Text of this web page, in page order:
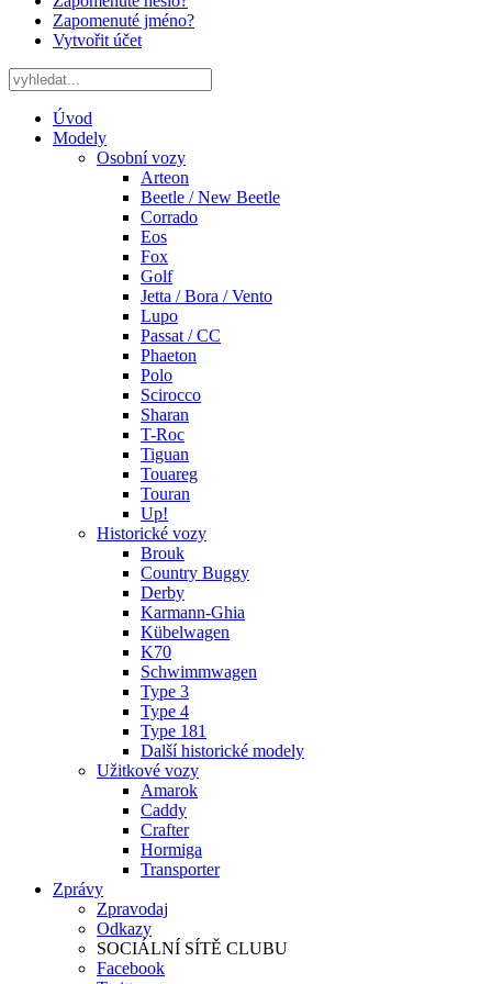
Zapomenuté jméno?
Vytvořit účet
Úvod
Modely
Osobní vozy
Arteon
Beetle / New Beetle
Corrado
Eos
Fox
Golf
Jetta / Bora / Vento
Lupo
Passat / CC
Phaeton
Polo
Scirocco
Sharan
T-Roc
Tiguan
Touareg
Touran
Up!
Historické vozy
Brouk
Country Buggy
Derby
Karmann-Ghia
Kübelwagen
K70
Schwimmwagen
Type 3
Type 4
Type 181
Další historické modely
Užitkové vozy
Amarok
Caddy
Crafter
Hormiga
Transporter
Zprávy
Zpravodaj
Odkazy
SOCIÁLNÍ SÍTĚ CLUBU
Facebook